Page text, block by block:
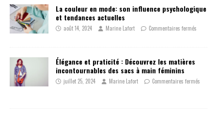
La couleur en mode: son influence psychologique
et tendances actuelles
août 14, 2024 Marine Lafort Commentaires fermés
Élégance et praticité : Découvrez les matières
incontournables des sacs à main féminins
juillet 25, 2024 Marine Lafort Commentaires fermés